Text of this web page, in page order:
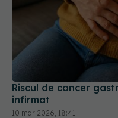
Riscul de cancer
infirmat